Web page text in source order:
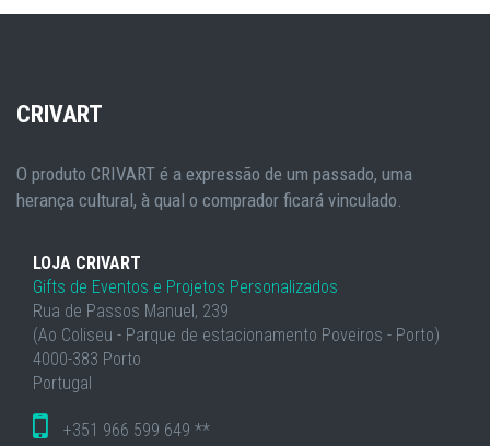
CRIVART
O produto CRIVART é a expressão de um passado, uma
herança cultural, à qual o comprador ficará vinculado.
LOJA CRIVART
Gifts de Eventos e Projetos Personalizados
Rua de Passos Manuel, 239
(Ao Coliseu - Parque de estacionamento Poveiros - Porto)
4000-383 Porto
Portugal
+351 966 599 649 **